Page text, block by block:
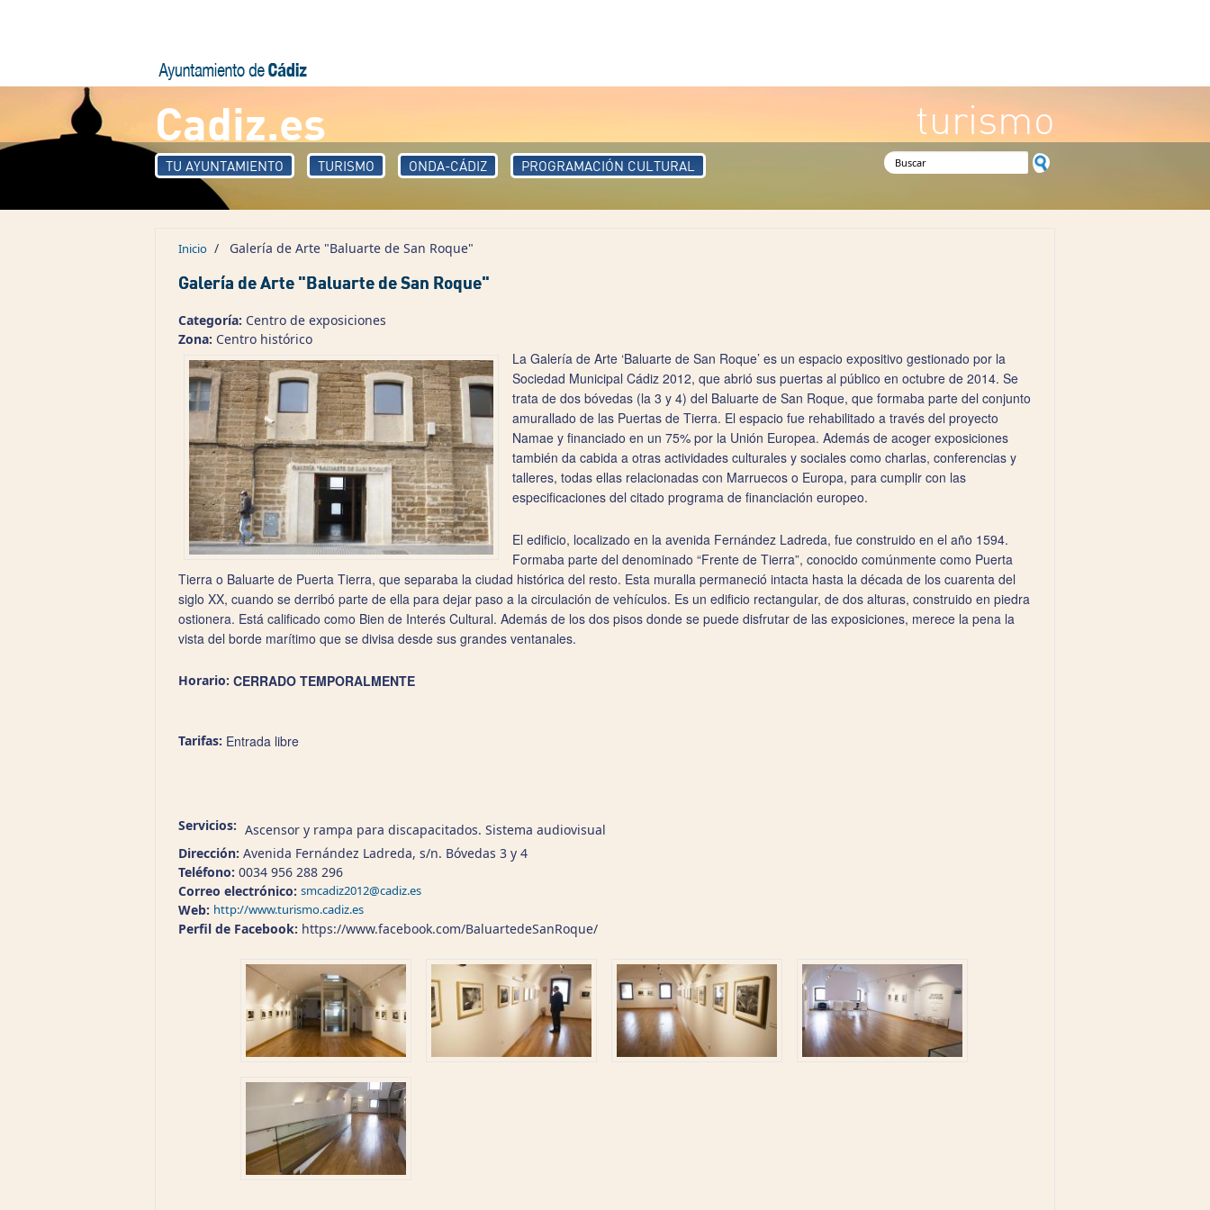
Cadiz.es turismo
TU AYUNTAMIENTO TURISMO ONDA-CÁDIZ PROGRAMACIÓN CULTURAL Formulario de búsqueda
Inicio / Galería de Arte "Baluarte de San Roque"
Galería de Arte "Baluarte de San Roque"
Categoría: Centro de exposiciones
Zona: Centro histórico
La Galería de Arte ‘Baluarte de San Roque’ es un espacio expositivo gestionado por la
Sociedad Municipal Cádiz 2012, que abrió sus puertas al público en octubre de 2014. Se
trata de dos bóvedas (la 3 y 4) del Baluarte de San Roque, que formaba parte del conjunto
amurallado de las Puertas de Tierra. El espacio fue rehabilitado a través del proyecto
Namae y financiado en un 75% por la Unión Europea. Además de acoger exposiciones
también da cabida a otras actividades culturales y sociales como charlas, conferencias y
talleres, todas ellas relacionadas con Marruecos o Europa, para cumplir con las
especificaciones del citado programa de financiación europeo.
El edificio, localizado en la avenida Fernández Ladreda, fue construido en el año 1594.
Formaba parte del denominado “Frente de Tierra”, conocido comúnmente como Puerta
Tierra o Baluarte de Puerta Tierra, que separaba la ciudad histórica del resto. Esta muralla permaneció intacta hasta la década de los cuarenta del
siglo XX, cuando se derribó parte de ella para dejar paso a la circulación de vehículos. Es un edificio rectangular, de dos alturas, construido en piedra
ostionera. Está calificado como Bien de Interés Cultural. Además de los dos pisos donde se puede disfrutar de las exposiciones, merece la pena la
vista del borde marítimo que se divisa desde sus grandes ventanales.
Horario: CERRADO TEMPORALMENTE
Tarifas: Entrada libre
Servicios: Ascensor y rampa para discapacitados. Sistema audiovisual
Dirección: Avenida Fernández Ladreda, s/n. Bóvedas 3 y 4
Teléfono: 0034 956 288 296
Correo electrónico: smcadiz2012@cadiz.es
Web: http://www.turismo.cadiz.es
Perfil de Facebook: https://www.facebook.com/BaluartedeSanRoque/